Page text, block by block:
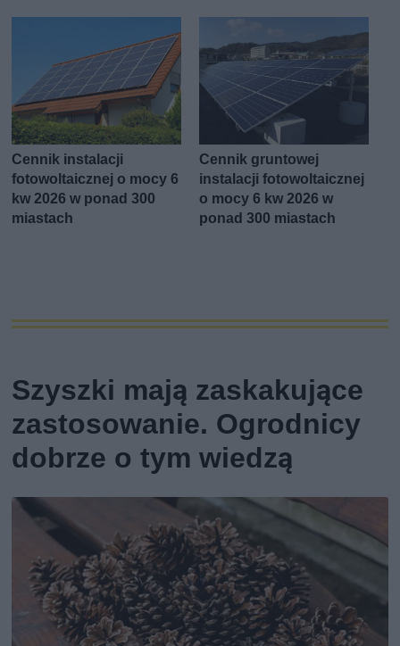
Cennik instalacji
fotowoltaicznej o mocy 6
kw 2026 w ponad 300
miastach
Cennik gruntowej
instalacji fotowoltaicznej
o mocy 6 kw 2026 w
ponad 300 miastach
Szyszki mają zaskakujące
zastosowanie. Ogrodnicy
dobrze o tym wiedzą